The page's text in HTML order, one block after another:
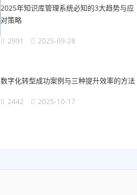
2025年知识库管理系统必知的3大趋势与应
对策略
2991 2025-09-28
数字化转型成功案例与三种提升效率的方法
2442 2025-10-17